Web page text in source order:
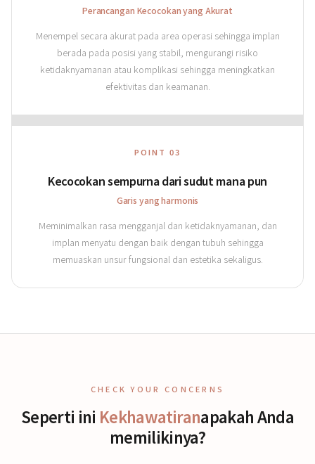
Perancangan Kecocokan yang Akurat
Menempel secara akurat pada area operasi sehingga implan
berada pada posisi yang stabil, mengurangi risiko
ketidaknyamanan atau komplikasi sehingga meningkatkan
efektivitas dan keamanan.
POINT 03
Kecocokan sempurna dari sudut mana pun
Garis yang harmonis
Meminimalkan rasa mengganjal dan ketidaknyamanan, dan
implan menyatu dengan baik dengan tubuh sehingga
memuaskan unsur fungsional dan estetika sekaligus.
CHECK YOUR CONCERNS
Seperti ini Kekhawatiranapakah Anda
memilikinya?